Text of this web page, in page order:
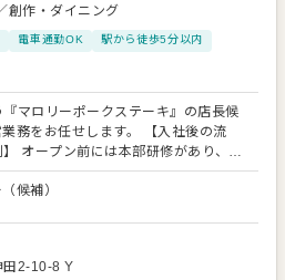
創作・ダイニング
電車通勤OK
駅から徒歩5分以内
マロリーポークステーキ』の店長候
任せします。 【入社後の流
オープン前には本部研修があり、明
！まずは調理業務や、ホールでのフ
席コントロール）からスタートでき
【具体的な業務ステッ
場オペレーションの習得 キッチンで
ション（分量）に沿った調理、フロ
候補）
田2-10-8 Y